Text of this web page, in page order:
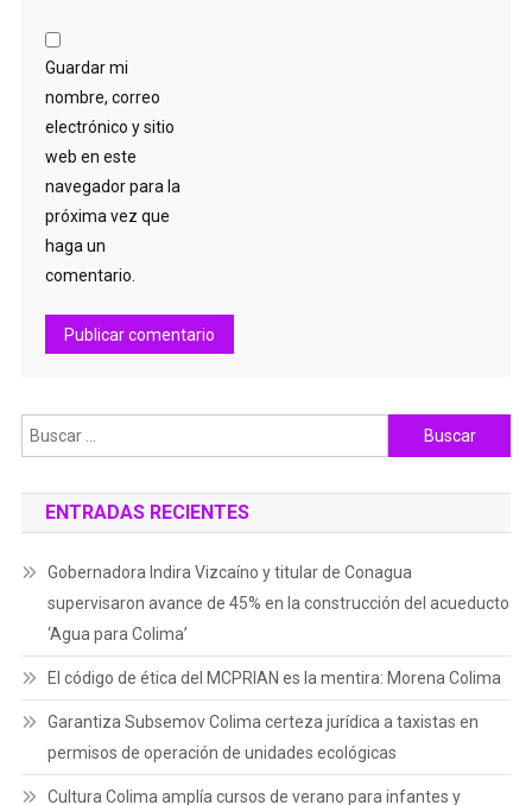
Guardar mi
nombre, correo
electrónico y sitio
web en este
navegador para la
próxima vez que
haga un
comentario.
Buscar:
ENTRADAS RECIENTES
Gobernadora Indira Vizcaíno y titular de Conagua
supervisaron avance de 45% en la construcción del acueducto
‘Agua para Colima’
El código de ética del MCPRIAN es la mentira: Morena Colima
Garantiza Subsemov Colima certeza jurídica a taxistas en
permisos de operación de unidades ecológicas
Cultura Colima amplía cursos de verano para infantes y